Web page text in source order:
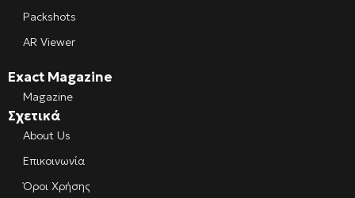
Packshots
AR Viewer
Exact Magazine
Magazine
Σχετικά
About Us
Επικοινωνία
Όροι Χρήσης